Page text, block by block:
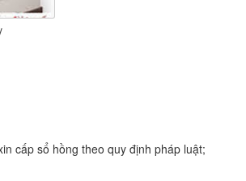
cấp sổ hồng theo quy định pháp luật;